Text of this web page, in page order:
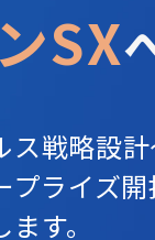
SX
戦略設計
プライズ
す。